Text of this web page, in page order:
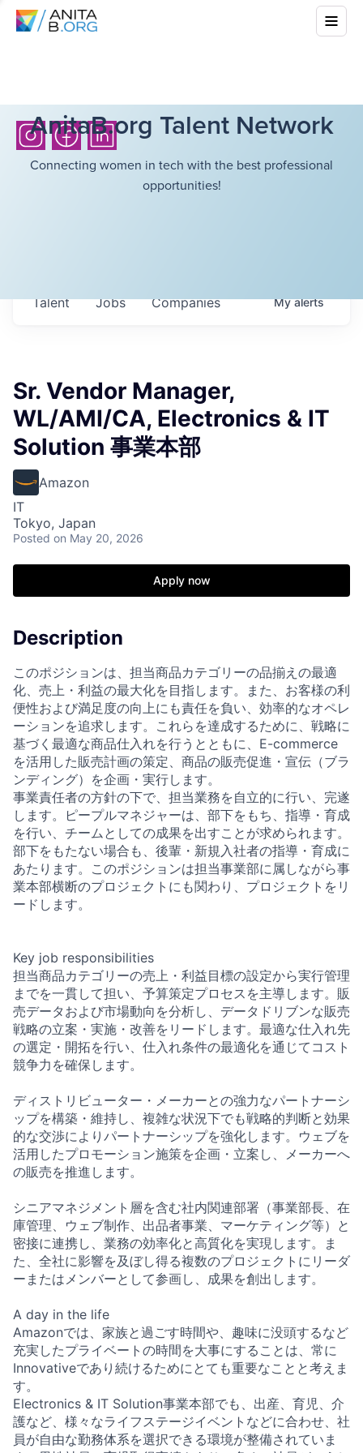
AnitaB.org Talent Network
Connecting women in tech with the best professional
opportunities!
Jobs Companies
Talent Myalerts
Sr. Vendor Manager,
WL/AMI/CA, Electronics & IT
Solution 事業本部
Amazon
IT
Tokyo, Japan
Posted on May 20, 2026
Apply now
Description
このポジションは、担当商品カテゴリーの品揃えの最適
化、売上・利益の最大化を目指します。また、お客様の利
便性および満足度の向上にも責任を負い、効率的なオペレ
ーションを追求します。これらを達成するために、戦略に
基づく最適な商品仕入れを行うとともに、E-commerce
を活用した販売計画の策定、商品の販売促進・宣伝（ブラ
ンディング）を企画・実行します。
事業責任者の方針の下で、担当業務を自立的に行い、完遂
します。ピープルマネジャーは、部下をもち、指導・育成
を行い、チームとしての成果を出すことが求められます。
部下をもたない場合も、後輩・新規入社者の指導・育成に
あたります。このポジションは担当事業部に属しながら事
業本部横断のプロジェクトにも関わり、プロジェクトをリ
ードします。
Key job responsibilities
担当商品カテゴリーの売上・利益目標の設定から実行管理
までを一貫して担い、予算策定プロセスを主導します。販
売データおよび市場動向を分析し、データドリブンな販売
戦略の立案・実施・改善をリードします。最適な仕入れ先
の選定・開拓を行い、仕入れ条件の最適化を通じてコスト
競争力を確保します。
ディストリビューター・メーカーとの強力なパートナーシ
ップを構築・維持し、複雑な状況下でも戦略的判断と効果
的な交渉によりパートナーシップを強化します。ウェブを
活用したプロモーション施策を企画・立案し、メーカーへ
の販売を推進します。
シニアマネジメント層を含む社内関連部署（事業部長、在
庫管理、ウェブ制作、出品者事業、マーケティング等）と
密接に連携し、業務の効率化と高質化を実現します。ま
た、全社に影響を及ぼし得る複数のプロジェクトにリーダ
ーまたはメンバーとして参画し、成果を創出します。
A day in the life
Amazonでは、家族と過ごす時間や、趣味に没頭するなど
充実したプライベートの時間を大事にすることは、常に
Innovativeであり続けるためにとても重要なことと考えま
す。
Electronics & IT Solution事業本部でも、出産、育児、介
護など、様々なライフステージイベントなどに合わせ、社
員が自由な勤務体系を選択できる環境が整備されていま